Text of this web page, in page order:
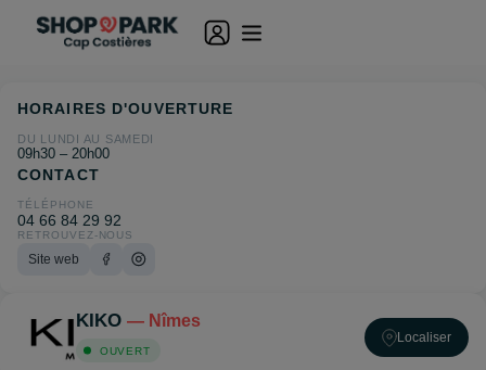
KIKO — Nîmes
OUVERT
Localiser
HORAIRES D'OUVERTURE
DU LUNDI AU SAMEDI
09h30 – 20h00
CONTACT
TÉLÉPHONE
04 66 84 29 92
RETROUVEZ-NOUS
Site web